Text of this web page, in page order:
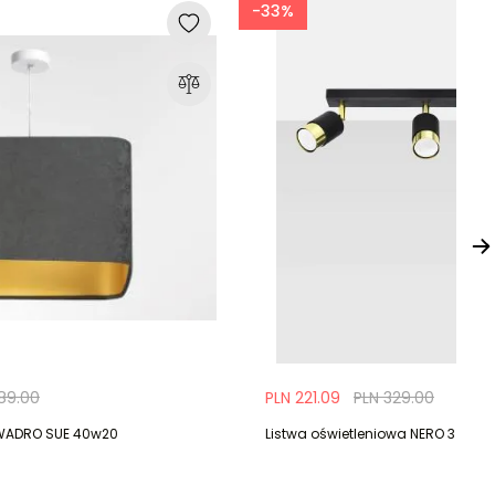
SUE 40w20
-33%
PLN 329.00
PLN 221.09
Listwa oświetleniowa NERO 3